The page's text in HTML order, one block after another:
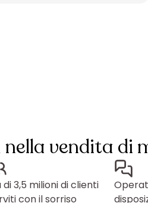
nella vendita di
di 3,5 milioni di clienti
con il sorriso